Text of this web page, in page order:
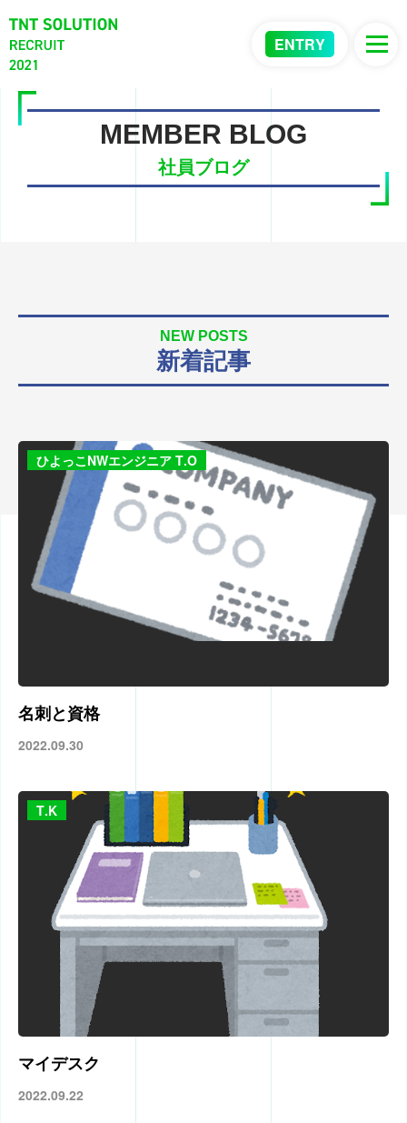
ENTRY
MEMBER BLOG
社員ブログ
NEW POSTS
新着記事
名刺と資格
2022.09.30
ひよっこNWエンジニア T.O
マイデスク
2022.09.22
T.K